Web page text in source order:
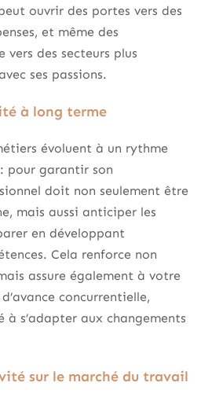
ouvrir des portes vers des
et même des
vers des secteurs plus
ses passions.
à long terme
évoluent à un rythme
pour garantir son
doit non seulement être
mais aussi anticiper les
en développant
Cela renforce non
assure également à votre
concurrentielle,
s’adapter aux changements
sur le marché du travail